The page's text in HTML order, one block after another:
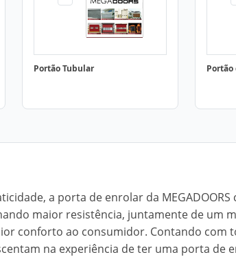
Portão Tubular
a porta de enrolar da
maior resistência, juntamente de um
conforto ao consumidor. Contando com
na experiência de ter uma porta de